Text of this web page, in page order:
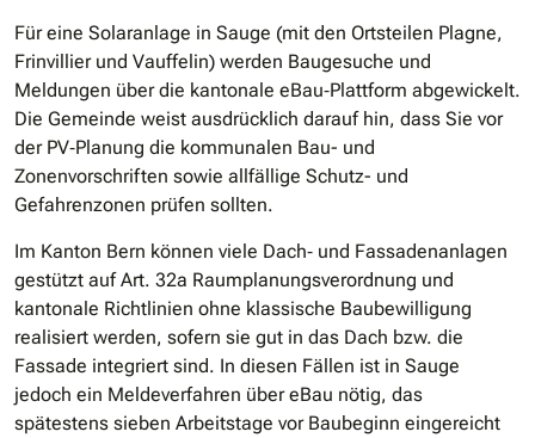
Für eine Solaranlage in Sauge (mit den Ortsteilen Plagne,
Frinvillier und Vauffelin) werden Baugesuche und
Meldungen über die kantonale eBau‐Plattform abgewickelt.
Die Gemeinde weist ausdrücklich darauf hin, dass Sie vor
der PV‐Planung die kommunalen Bau- und
Zonenvorschriften sowie allfällige Schutz- und
Gefahrenzonen prüfen sollten.
Im Kanton Bern können viele Dach‐ und Fassadenanlagen
gestützt auf Art. 32a Raumplanungsverordnung und
kantonale Richtlinien ohne klassische Baubewilligung
realisiert werden, sofern sie gut in das Dach bzw. die
Fassade integriert sind. In diesen Fällen ist in Sauge
jedoch ein Meldeverfahren über eBau nötig, das
spätestens sieben Arbeitstage vor Baubeginn eingereicht